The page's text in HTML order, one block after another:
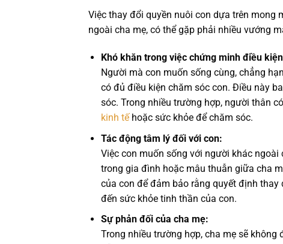
Việc thay đổi quyền nuôi con dựa trên mong
ngoài cha mẹ, có thể gặp phải nhiều vướng
Khó khăn trong việc chứng minh điều
Người mà con muốn sống cùng, chẳng
có đủ điều kiện chăm sóc con. Điều này
sóc. Trong nhiều trường hợp, người thân
kinh tếhoặc sức khỏe để chăm sóc.
Tác động tâm lý đối với con:
Việc con muốn sống với người khác
trong gia đình hoặc mâu thuẫn giữa cha
của con để đảm bảo rằng quyết định
đến sức khỏe tinh thần của con.
Sự phản đối của cha mẹ:
Trong nhiều trường hợp, cha mẹ sẽ